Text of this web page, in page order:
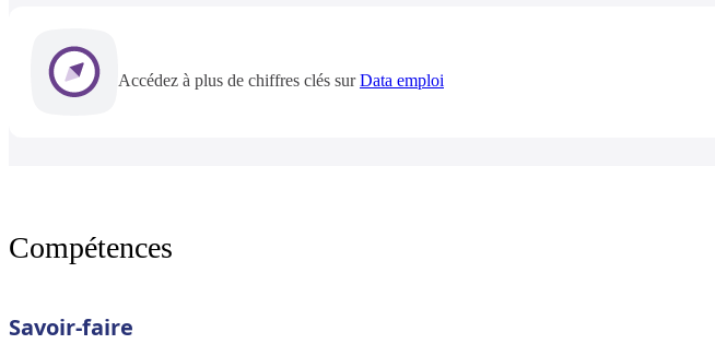
Accédez à plus de chiffres clés surData emploi
Compétences
Savoir-faire